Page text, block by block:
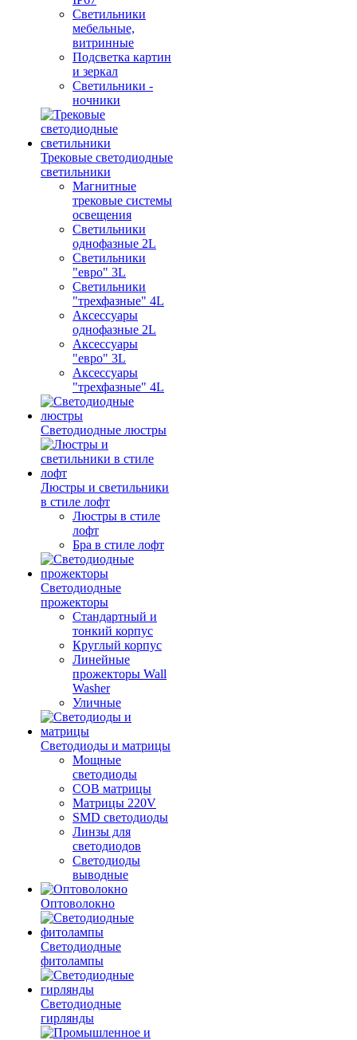
Светильники
мебельные,
витринные
Подсветка картин
и зеркал
Светильники -
ночники
Трековые светодиодные
светильники
Магнитные
трековые системы
освещения
Светильники
однофазные 2L
Светильники
"евро" 3L
Светильники
"трехфазные" 4L
Аксессуары
однофазные 2L
Аксессуары
"евро" 3L
Аксессуары
"трехфазные" 4L
Светодиодные люстры
Люстры и светильники
в стиле лофт
Люстры в стиле
лофт
Бра в стиле лофт
Светодиодные
прожекторы
Стандартный и
тонкий корпус
Круглый корпус
Линейные
прожекторы Wall
Washer
Уличные
Светодиоды и матрицы
Мощные
светодиоды
COB матрицы
Матрицы 220V
SMD светодиоды
Линзы для
светодиодов
Светодиоды
выводные
Оптоволокно
Светодиодные
фитолампы
Светодиодные
гирлянды